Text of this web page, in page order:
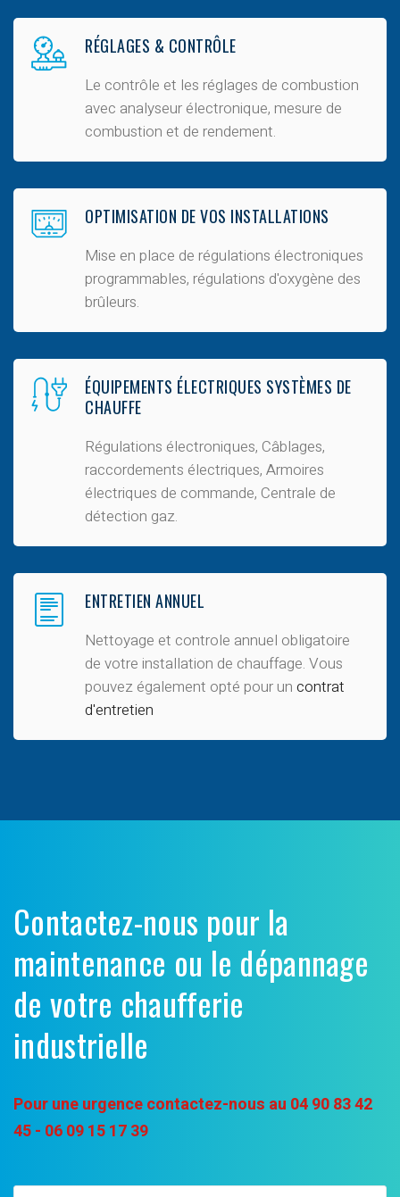
RÉGLAGES & CONTRÔLE
Le contrôle et les réglages de combustion
avec analyseur électronique, mesure de
combustion et de rendement.
OPTIMISATION DE VOS INSTALLATIONS
Mise en place de régulations électroniques
programmables, régulations d'oxygène des
brûleurs.
ÉQUIPEMENTS ÉLECTRIQUES SYSTÈMES DE
CHAUFFE
Régulations électroniques, Câblages,
raccordements électriques, Armoires
électriques de commande, Centrale de
détection gaz.
ENTRETIEN ANNUEL
Nettoyage et controle annuel obligatoire
de votre installation de chauffage. Vous
pouvez également opté pour un contrat
d'entretien
Contactez-nous pour la
maintenance ou le dépannage
de votre chaufferie
industrielle
Pour une urgence contactez-nous au 04 90 83 42
45 - 06 09 15 17 39